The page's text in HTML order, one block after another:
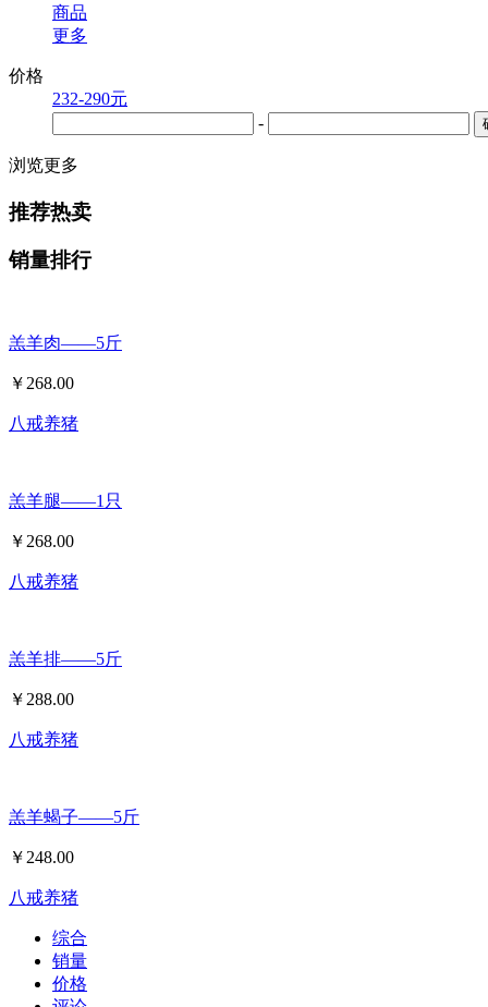
商品
更多
价格
232-290元
-
浏览更多
推荐热卖
销量排行
羔羊肉——5斤
￥ 268.00
八戒养猪
羔羊腿——1只
￥ 268.00
八戒养猪
羔羊排——5斤
￥ 288.00
八戒养猪
羔羊蝎子——5斤
￥ 248.00
八戒养猪
综合
销量
价格